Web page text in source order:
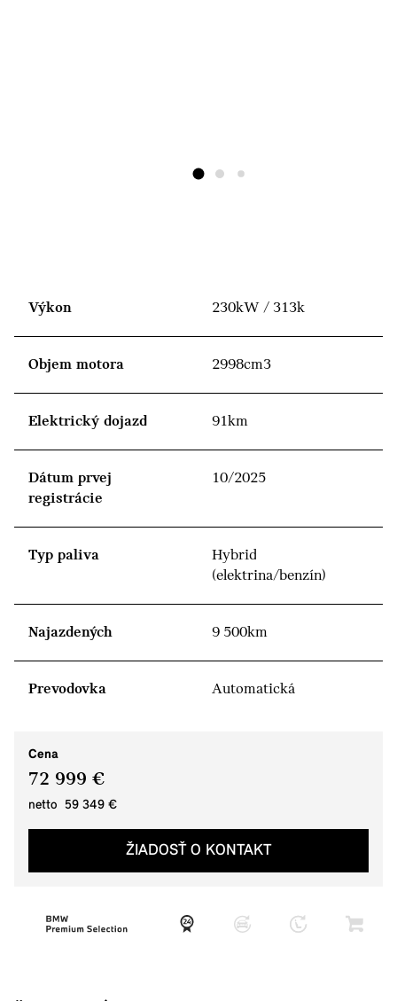
Výkon 230kW / 313k
Objem motora 2998cm3
Elektrický dojazd 91km
Dátum prvej
registrácie
10/2025
Typ paliva
Hybrid
(elektrina/benzín)
Najazdených 9 500km
Prevodovka Automatická
Cena
72 999 €
netto 59 349 €
ŽIADOSŤ O KONTAKT